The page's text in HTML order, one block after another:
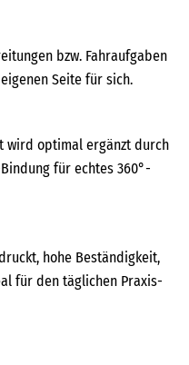
bzw. Fahraufgaben
Seite für sich.
wird optimal ergänzt durch
für echtes 360°-
hohe Beständigkeit,
für den täglichen Praxis-